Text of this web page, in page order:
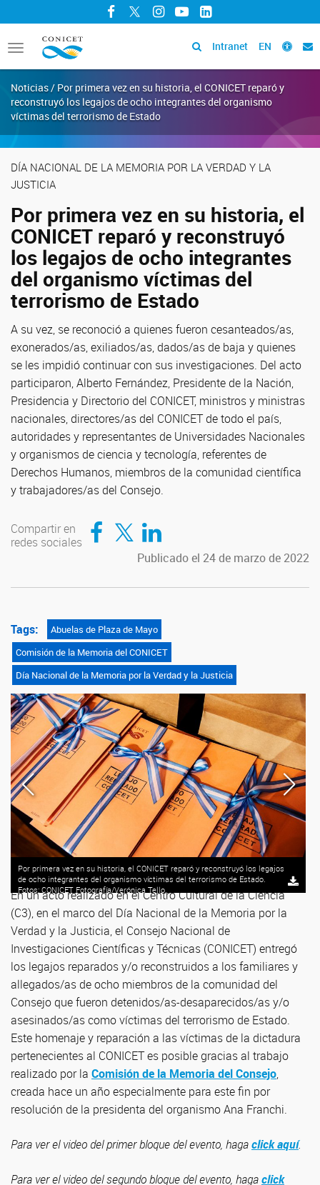
Facebook
TwitterInstagram
YouTubeLinkedIn
Toggle
navigation
Intranet EN
Noticias / Por primera vez en su historia, el CONICET reparó y
reconstruyó los legajos de ocho integrantes del organismo
víctimas del terrorismo de Estado
DÍA NACIONAL DE LA MEMORIA POR LA VERDAD Y LA
JUSTICIA
Por primera vez en su historia, el
CONICET reparó y reconstruyó
los legajos de ocho integrantes
del organismo víctimas del
terrorismo de Estado
A su vez, se reconoció a quienes fueron cesanteados/as,
exonerados/as, exiliados/as, dados/as de baja y quienes
se les impidió continuar con sus investigaciones. Del acto
participaron, Alberto Fernández, Presidente de la Nación,
Presidencia y Directorio del CONICET, ministros y ministras
nacionales, directores/as del CONICET de todo el país,
autoridades y representantes de Universidades Nacionales
y organismos de ciencia y tecnología, referentes de
Derechos Humanos, miembros de la comunidad científica
y trabajadores/as del Consejo.
Compartir en
redes sociales
Compartir en Facebook
Compartir en TwitterCompartir en LinkedIn
Publicado el 24 de marzo de 2022
Tags:
Abuelas de Plaza de Mayo
Comisión de la Memoria del CONICET
Día Nacional de la Memoria por la Verdad y la Justicia
Por primera vez en su historia, el CONICET reparó y reconstruyó los legajos
de ocho integrantes del organismo víctimas del terrorismo de Estado.
Fotos: CONICET Fotografía/Verónica Tello.
En un acto realizado en el Centro Cultural de la Ciencia
(C3), en el marco del Día Nacional de la Memoria por la
Verdad y la Justicia, el Consejo Nacional de
Investigaciones Científicas y Técnicas (CONICET) entregó
los legajos reparados y/o reconstruidos a los familiares y
allegados/as de ocho miembros de la comunidad del
Consejo que fueron detenidos/as-desaparecidos/as y/o
asesinados/as como víctimas del terrorismo de Estado.
Este homenaje y reparación a las víctimas de la dictadura
pertenecientes al CONICET es posible gracias al trabajo
realizado por la Comisión de la Memoria del Consejo,
creada hace un año especialmente para este fin por
resolución de la presidenta del organismo Ana Franchi.
Para ver el video del primer bloque del evento, hagaclick aquí.
Para ver el video del segundo bloque del evento, hagaclick